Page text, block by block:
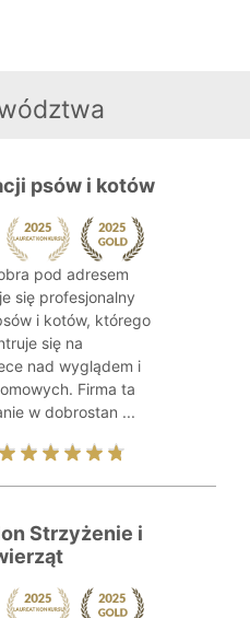
psów i kotów
pod adresem
się profesjonalny
i kotów, którego
się na
nad wyglądem i
Firma ta
w dobrostan ...
Strzyżenie i